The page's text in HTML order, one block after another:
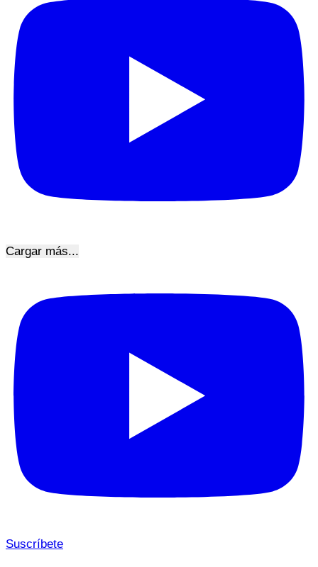
Cargar más...
Suscríbete